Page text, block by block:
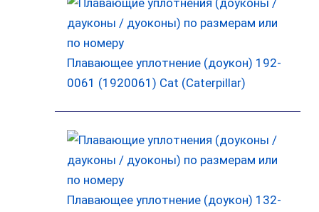
Плавающее уплотнение (доукон) 192-
0061 (1920061) Cat (Caterpillar)
Плавающее уплотнение (доукон) 132-